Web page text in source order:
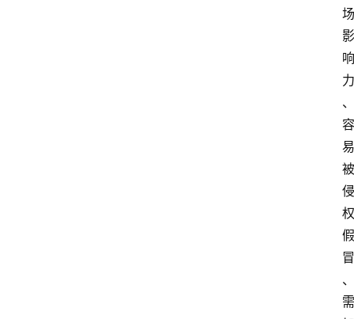
场
影
响
力
、
容
易
被
侵
权
假
冒
、
需